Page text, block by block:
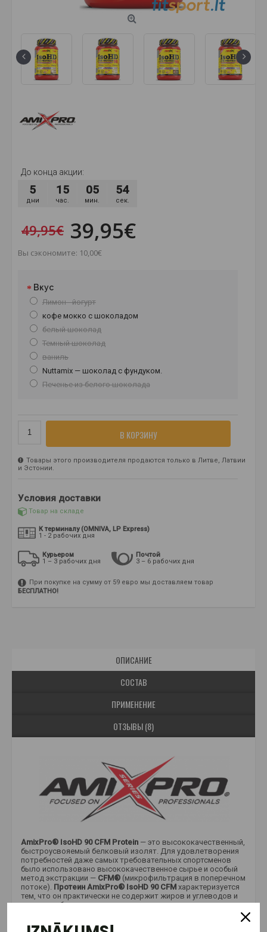
До конца акции:
5
дни
15
час.
05
мин.
54
сек.
49,95€ 39,95€
Вы сэкономите: 10,00€
Вкус
Лимон - йогурт
кофе мокко с шоколадом
белый шоколад
Темный шоколад
ваниль
Nuttamix — шоколад с фундуком.
Печенье из белого шоколада
В КОРЗИНУ
Товары этого производителя продаются только в Литве, Латвии
и Эстонии.
Условия доставки
Товар на складе
К терминалу (OMNIVA, LP Express)
1 - 2 рабочих дня
Курьером
1 – 3 рабочих дня
Почтой
3 – 6 рабочих дня
При покупке на сумму от 59 евро мы доставляем товар
БЕСПЛАТНО!
ОПИСАНИЕ
СОСТАВ
ПРИМЕНЕНИЕ
ОТЗЫВЫ (8)
AmixPro® IsoHD 90 CFM Protein — это высококачественный,
быстроусвояемый белковый изолят. Для удовлетворения
потребностей даже самых требовательных спортсменов
было использовано высококачественное сырье и особый
метод экстракции — CFM® (микрофильтрация в поперечном
потоке). Протеин AmixPro® IsoHD 90 CFM характеризуется
тем, что он практически не содержит жиров и углеводов и
содержит большое количество аминокислот с
Кроме того, эта белковая смесь также содержит смесь